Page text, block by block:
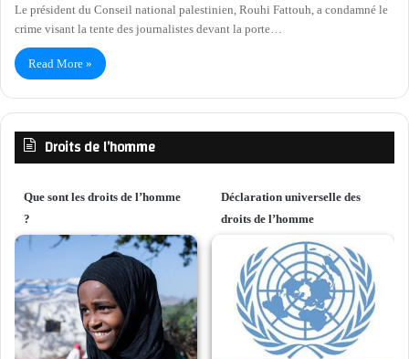
Le président du Conseil national palestinien, Rouhi Fattouh, a condamné le
crime visant la tente des journalistes devant la porte…
Read More »
Droits de l’homme
Que sont les droits de l’homme
?
Déclaration universelle des
droits de l’homme